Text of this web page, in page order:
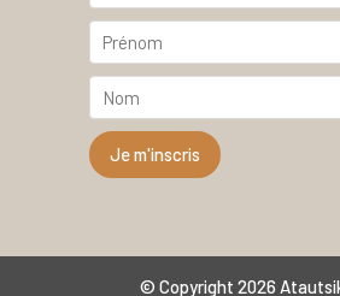
© Copyright 2026